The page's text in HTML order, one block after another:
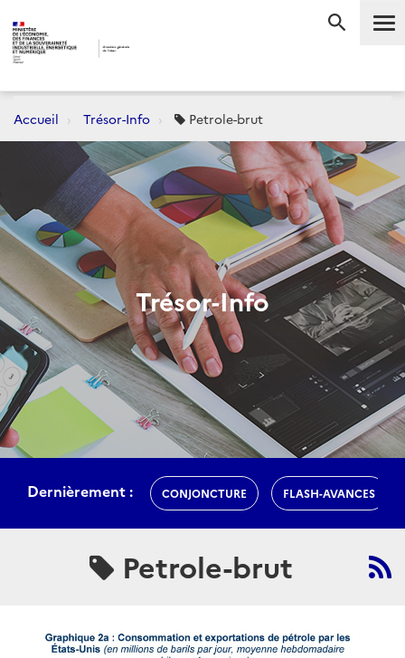
Accueil Trésor-Info Petrole-brut
Trésor-Info
Dernièrement : CONJONCTURE FLASH-AVANCES
Petrole-brut